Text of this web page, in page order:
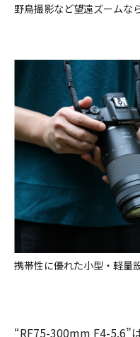
野鳥撮影など望遠ズームな
携帯性に優れた小型・軽量
“RF75-300mm F4-5.6”